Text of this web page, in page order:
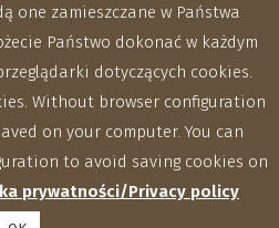
one zamieszczane w Państwa
Państwo dokonać w każdym
dotyczących cookies.
Without browser configuration
on your computer. You can
to avoid saving cookies on
prywatności/Privacy policy